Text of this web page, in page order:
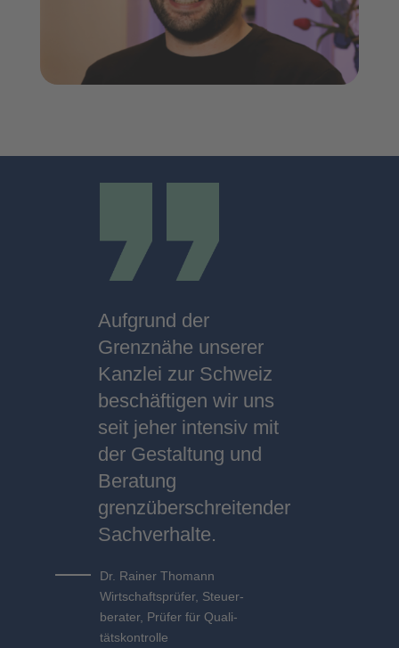
Aufgrund der
Grenznähe unserer
Kanzlei zur Schweiz
beschäftigen wir uns
seit jeher intensiv mit
der Gestaltung und
Beratung
grenzüberschreitender
Sachverhalte.
Dr. Rai­ner Tho­mann
Wirt­schafts­prü­fer, Steu­er­
be­ra­ter, Prü­fer für Qua­li­
täts­kon­trol­le